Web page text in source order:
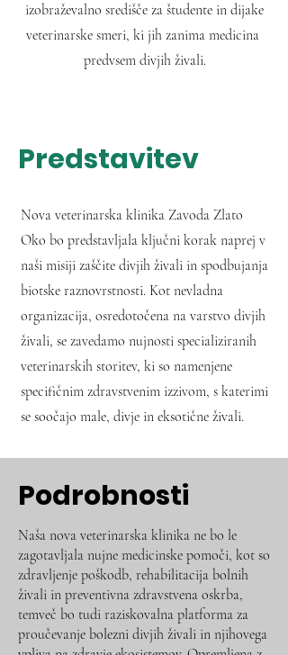
izobraževalno središče za študente in dijake
veterinarske smeri, ki jih zanima medicina
predvsem divjih živali.
Predstavitev
Nova veterinarska klinika Zavoda Zlato
Oko bo predstavljala ključni korak naprej v
naši misiji zaščite divjih živali in spodbujanja
biotske raznovrstnosti. Kot nevladna
organizacija, osredotočena na varstvo divjih
živali, se zavedamo nujnosti specializiranih
veterinarskih storitev, ki so namenjene
specifičnim zdravstvenim izzivom, s katerimi
se soočajo male, divje in eksotične živali.
Podrobnosti
Naša nova veterinarska klinika ne bo le
zagotavljala nujne medicinske pomoči, kot so
zdravljenje poškodb, rehabilitacija bolnih
živali in preventivna zdravstvena oskrba,
temveč bo tudi raziskovalna platforma za
proučevanje bolezni divjih živali in njihovega